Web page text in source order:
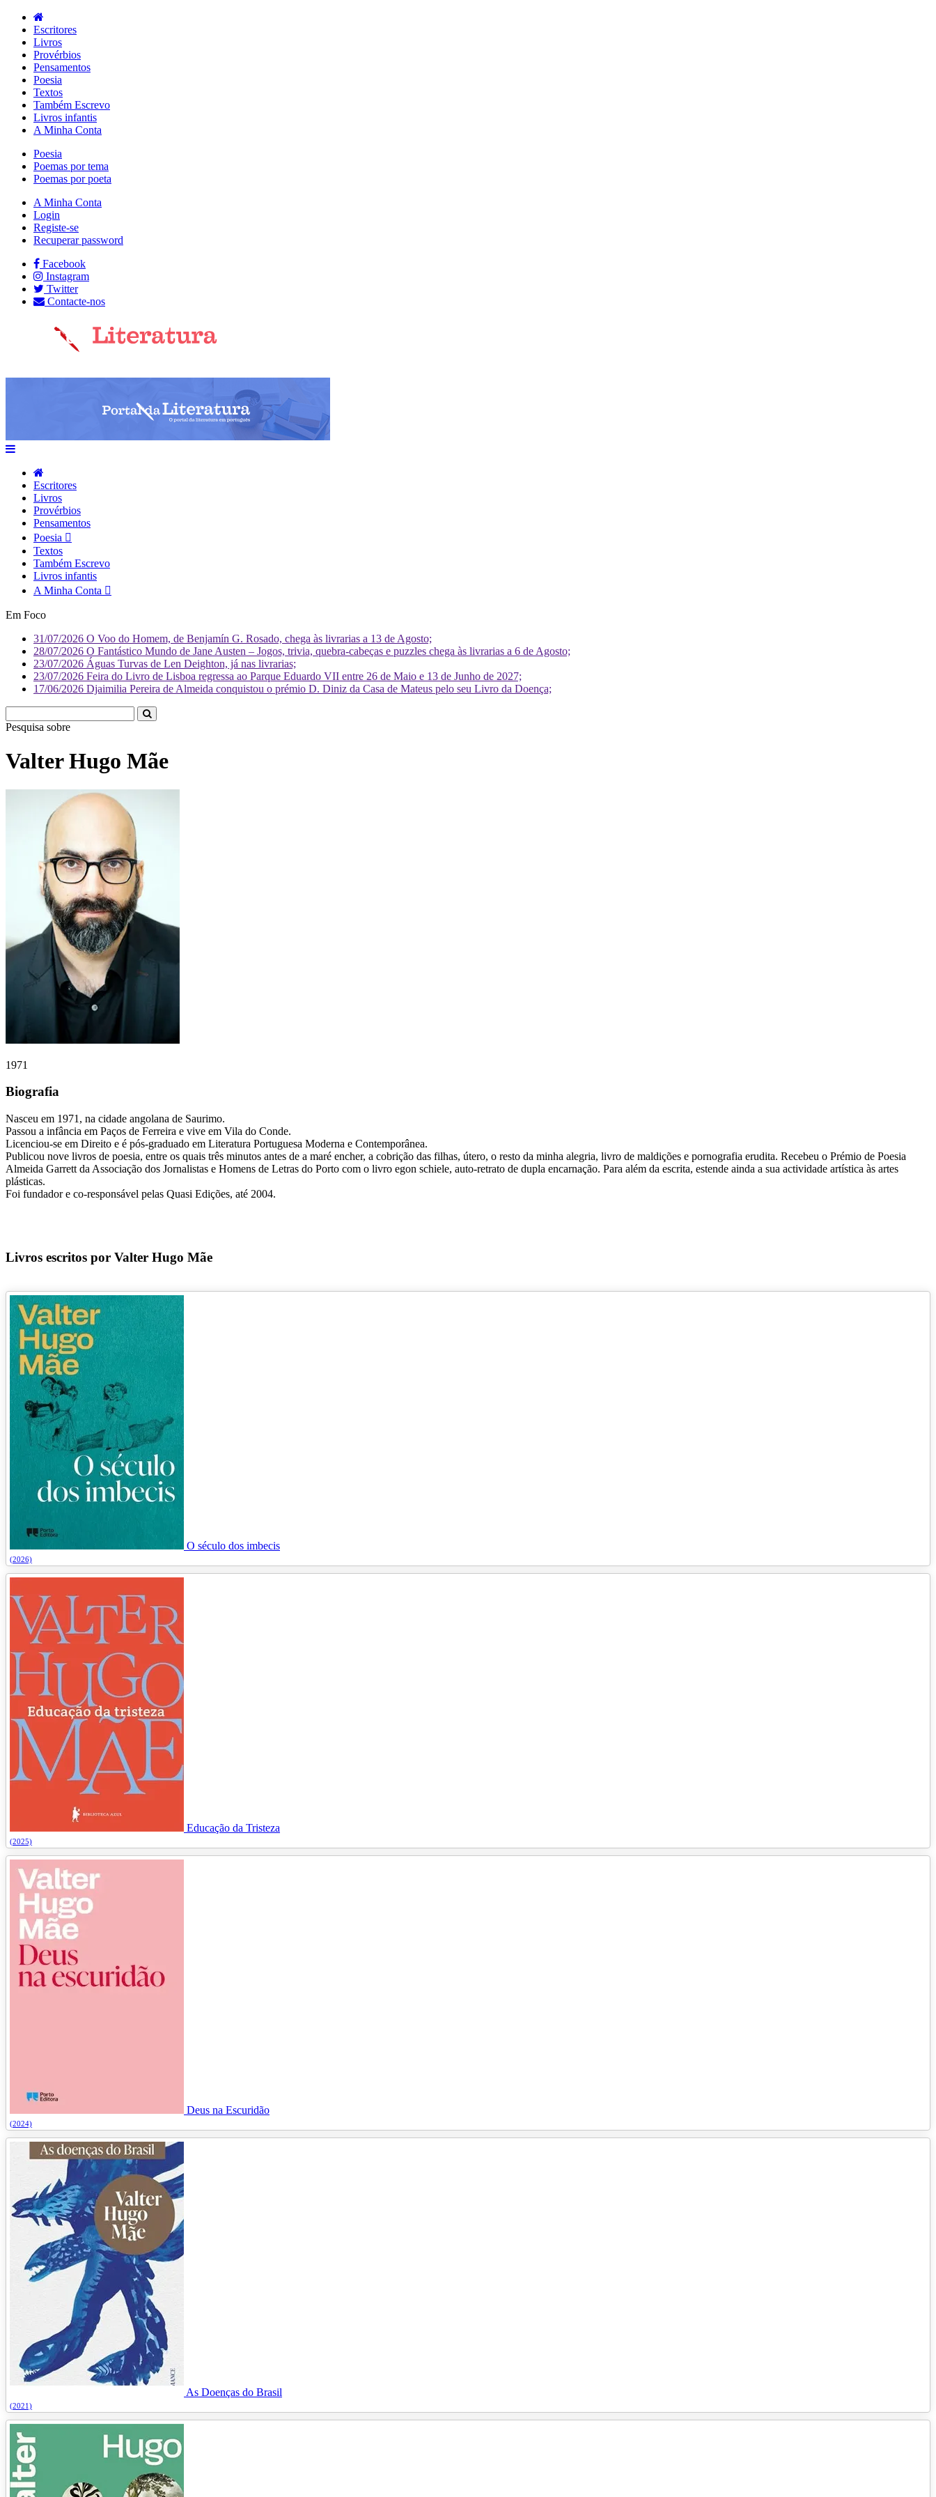
Escritores
Livros
Provérbios
Pensamentos
Poesia
Textos
Também Escrevo
Livros infantis
A Minha Conta
Poesia
Poemas por tema
Poemas por poeta
A Minha Conta
Login
Registe-se
Recuperar password
Facebook
Instagram
Twitter
Contacte-nos
Escritores
Livros
Provérbios
Pensamentos
Poesia
Textos
Também Escrevo
Livros infantis
A Minha Conta
Em Foco
31/07/2026 O Voo do Homem, de Benjamín G. Rosado, chega às livrarias a 13 de Agosto;
28/07/2026 O Fantástico Mundo de Jane Austen – Jogos, trivia, quebra-cabeças e puzzles chega às livrarias a 6 de Agosto;
23/07/2026 Águas Turvas de Len Deighton, já nas livrarias;
23/07/2026 Feira do Livro de Lisboa regressa ao Parque Eduardo VII entre 26 de Maio e 13 de Junho de 2027;
17/06/2026 Djaimilia Pereira de Almeida conquistou o prémio D. Diniz da Casa de Mateus pelo seu Livro da Doença;
Pesquisa sobre
Valter Hugo Mãe
1971
Biografia
Nasceu em 1971, na cidade angolana de Saurimo.
Passou a infância em Paços de Ferreira e vive em Vila do Conde.
Licenciou-se em Direito e é pós-graduado em Literatura Portuguesa Moderna e Contemporânea.
Publicou nove livros de poesia, entre os quais três minutos antes de a maré encher, a cobrição das filhas, útero, o resto da minha alegria, livro de maldições e pornografia erudita. Recebeu o Prémio de Poesia
Almeida Garrett da Associação dos Jornalistas e Homens de Letras do Porto com o livro egon schiele, auto-retrato de dupla encarnação. Para além da escrita, estende ainda a sua actividade artística às artes
plásticas.
Foi fundador e co-responsável pelas Quasi Edições, até 2004.
Livros escritos por Valter Hugo Mãe
O século dos imbecis
(2026)
Educação da Tristeza
(2025)
Deus na Escuridão
(2024)
As Doenças do Brasil
(2021)